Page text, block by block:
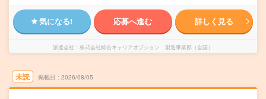
気になる! 応募へ進む 詳しく見る
派遣会社 株式会社綜合キャリアオプション 製造事業部（全国）
未読 掲載日 2026/08/05